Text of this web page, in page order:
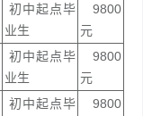
初中起点毕
业生
9800
元
初中起点毕
业生
9800
元
初中起点毕
9800